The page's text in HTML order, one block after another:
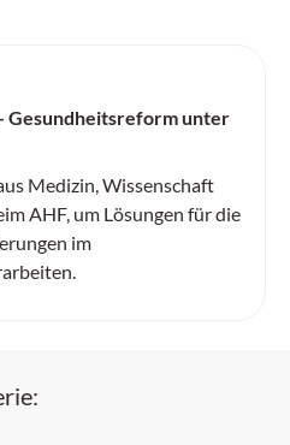
Gesundheitsreform unter
Medizin, Wissenschaft
AHF, um Lösungen für die
im